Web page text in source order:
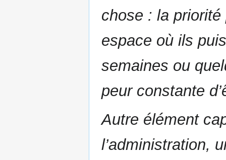
chose : la priorité
espace où ils
semaines ou
peur constante
Autre élément
l’administration,